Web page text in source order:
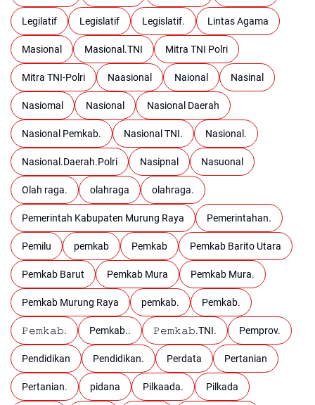
Legilatif Legislatif Legislatif. Lintas Agama
Masional Masional.TNI Mitra TNI Polri
Mitra TNI-Polri Naasional Naional Nasinal
Nasiomal Nasional Nasional Daerah
Nasional Pemkab. Nasional TNI. Nasional.
Nasional.Daerah.Polri Nasipnal Nasuonal
Olah raga. olahraga olahraga.
Pemerintah Kabupaten Murung Raya Pemerintahan.
Pemilu pemkab Pemkab Pemkab Barito Utara
Pemkab Barut Pemkab Mura Pemkab Mura.
Pemkab Murung Raya pemkab. Pemkab.
𝙿𝚎𝚖𝚔𝚊𝚋. Pemkab.. 𝙿𝚎𝚖𝚔𝚊𝚋.TNI. Pemprov.
Pendidikan Pendidikan. Perdata Pertanian
Pertanian. pidana Pilkaada. Pilkada